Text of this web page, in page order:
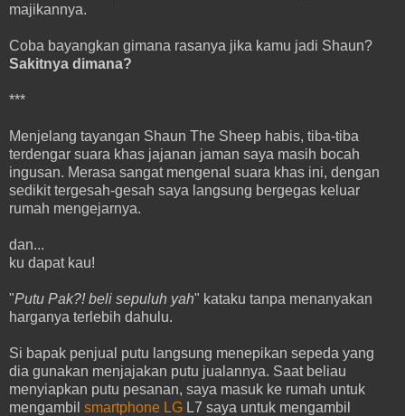
majikannya.
Coba bayangkan gimana rasanya jika kamu jadi Shaun?
Sakitnya dimana?
***
Menjelang tayangan Shaun The Sheep habis, tiba-tiba
terdengar suara khas jajanan jaman saya masih bocah
ingusan. Merasa sangat mengenal suara khas ini, dengan
sedikit tergesah-gesah saya langsung bergegas keluar
rumah mengejarnya.
dan...
ku dapat kau!
"Putu Pak?! beli sepuluh yah" kataku tanpa menanyakan
harganya terlebih dahulu.
Si bapak penjual putu langsung menepikan sepeda yang
dia gunakan menjajakan putu jualannya. Saat beliau
menyiapkan putu pesanan, saya masuk ke rumah untuk
mengambil smartphone LG L7 saya untuk mengambil